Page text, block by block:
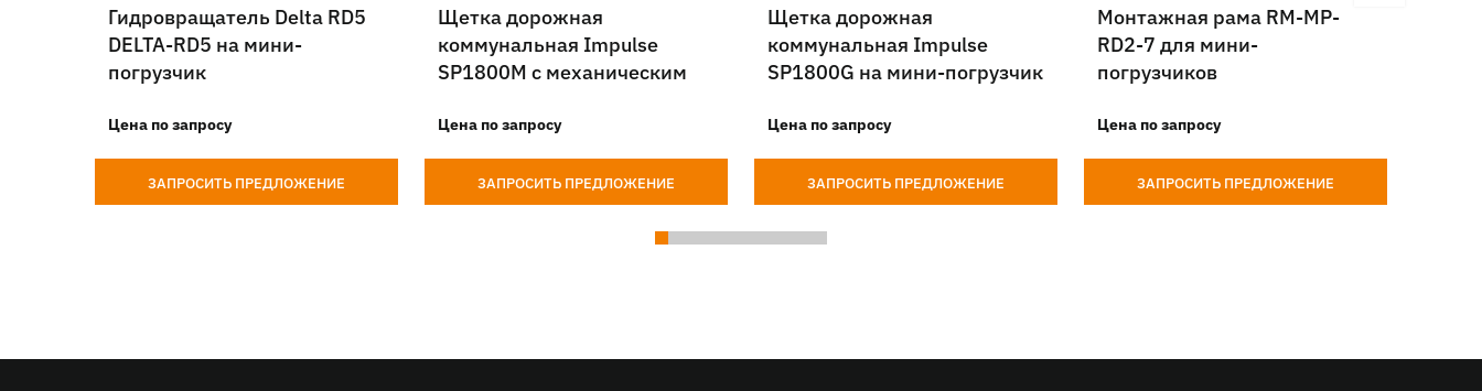
Гидровращатель Delta RD5
DELTA-RD5 на мини-
погрузчик
Цена по запросу
ЗАПРОСИТЬ ПРЕДЛОЖЕНИЕ
Щетка дорожная
коммунальная Impulse
SP1800M с механическим
погрузчик
Цена по запросу
ЗАПРОСИТЬ ПРЕДЛОЖЕНИЕ
Щетка дорожная
коммунальная Impulse
SP1800G на мини-погрузчик
Цена по запросу
ЗАПРОСИТЬ ПРЕДЛОЖЕНИЕ
Монтажная рама RM-MP-
RD2-7 для мини-
погрузчиков
Цена по запросу
ЗАПРОСИТЬ ПРЕДЛОЖЕНИЕ